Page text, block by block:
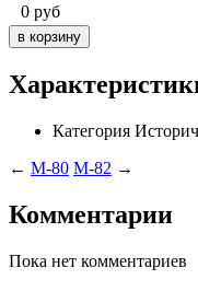
0 руб
Категория
← M-80 M-82 →
Комментарии
Пока нет комментариев